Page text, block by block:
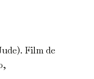
Film de